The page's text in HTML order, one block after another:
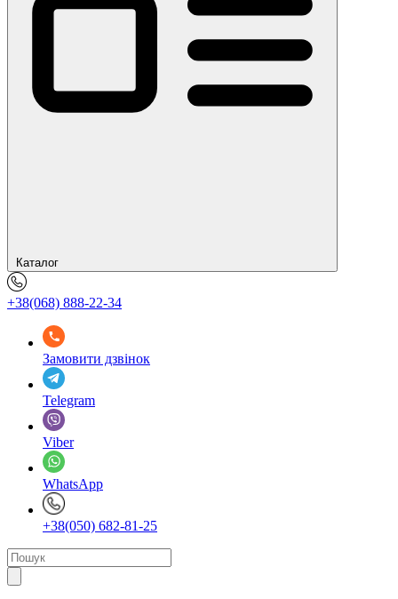
Каталог
+38(068) 888-22-34
Замовити дзвінок
Telegram
Viber
WhatsApp
+38(050) 682-81-25